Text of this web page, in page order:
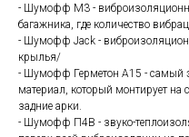
- Шумофф М3 -
багажника, где количество
- Шумофф Jack -
крылья/
- Шумофф Герметон А15 -
материал, который монтирует
задние арки.
- Шумофф П4В - звуко-